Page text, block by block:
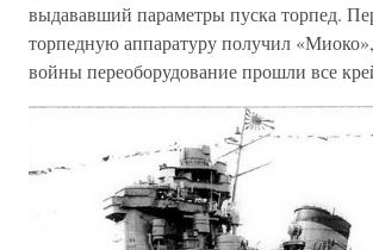
выдававший параметры пуска торпед.
торпедную аппаратуру получил
войны переоборудование прошли все